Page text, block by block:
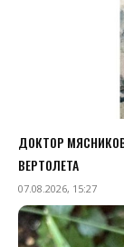
ДОКТОР
ВЕРТОЛЕТА
07.08.2026, 15:27